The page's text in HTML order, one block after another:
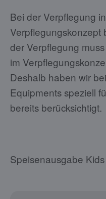
Bei der Verpflegung
Verpflegungskonzept
der Verpflegung
im
Deshalb haben wir
Equipments speziell
bereits berücksichtigt.
Speisenausgabe Kids